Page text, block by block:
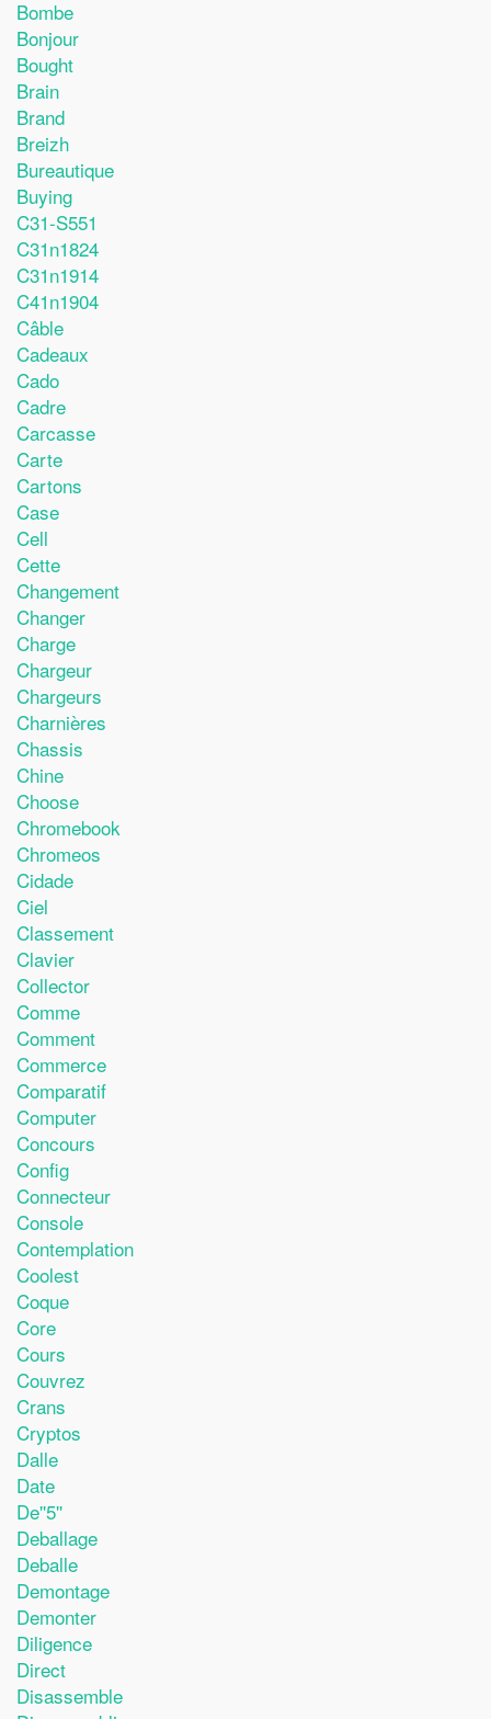
Bombe
Bonjour
Bought
Brain
Brand
Breizh
Bureautique
Buying
C31-S551
C31n1824
C31n1914
C41n1904
Câble
Cadeaux
Cado
Cadre
Carcasse
Carte
Cartons
Case
Cell
Cette
Changement
Changer
Charge
Chargeur
Chargeurs
Charnières
Chassis
Chine
Choose
Chromebook
Chromeos
Cidade
Ciel
Classement
Clavier
Collector
Comme
Comment
Commerce
Comparatif
Computer
Concours
Config
Connecteur
Console
Contemplation
Coolest
Coque
Core
Cours
Couvrez
Crans
Cryptos
Dalle
Date
De''5''
Deballage
Deballe
Demontage
Demonter
Diligence
Direct
Disassemble